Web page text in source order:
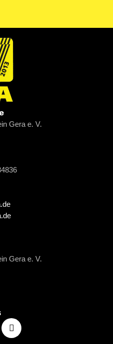
Gera e. V.
Gera e. V.